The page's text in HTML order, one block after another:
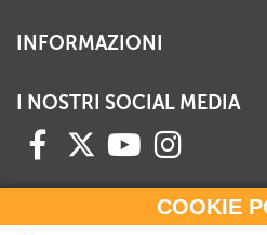
COOKIE
INFORMAZIONI
I NOSTRI SOCIAL MEDIA
HAI BISOGNO DI